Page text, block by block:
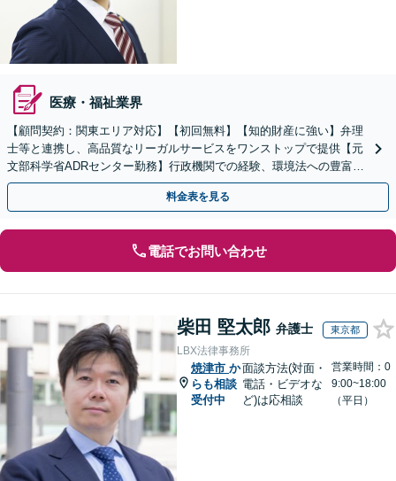
医療・福祉業界
【顧問契約：関東エリア対応】【初回無料】【知的財産に強い】弁理
士等と連携し、高品質なリーガルサービスをワンストップで提供【元
文部科学省ADRセンター勤務】行政機関での経験、環境法への豊富な
知識を活かし、事業者さまの抱える問題を解決へ導きます
料金表を見る
電話でお問い合わせ
柴田 堅太郎 弁護士 東京都
LBX法律事務所
焼津市 か
らも相談
受付中
面談方法(対面・
電話・ビデオな
ど)は応相談
営業時間：0
9:00~18:00
（平日）